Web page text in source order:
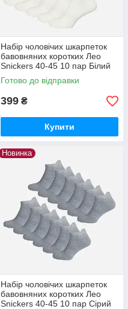
Набір чоловічих шкарпеток
бавовняних коротких Лео
Snickers 40-45 10 пар Білий
Готово до відправки
399 ₴
Купити
Новинка
Набір чоловічих шкарпеток
бавовняних коротких Лео
Snickers 40-45 10 пар Сірий